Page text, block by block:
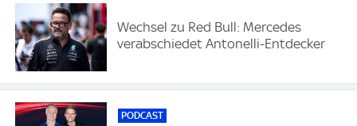
Wechsel zu Red Bull: Mercedes
verabschiedet Antonelli-Entdecker
PODCAST